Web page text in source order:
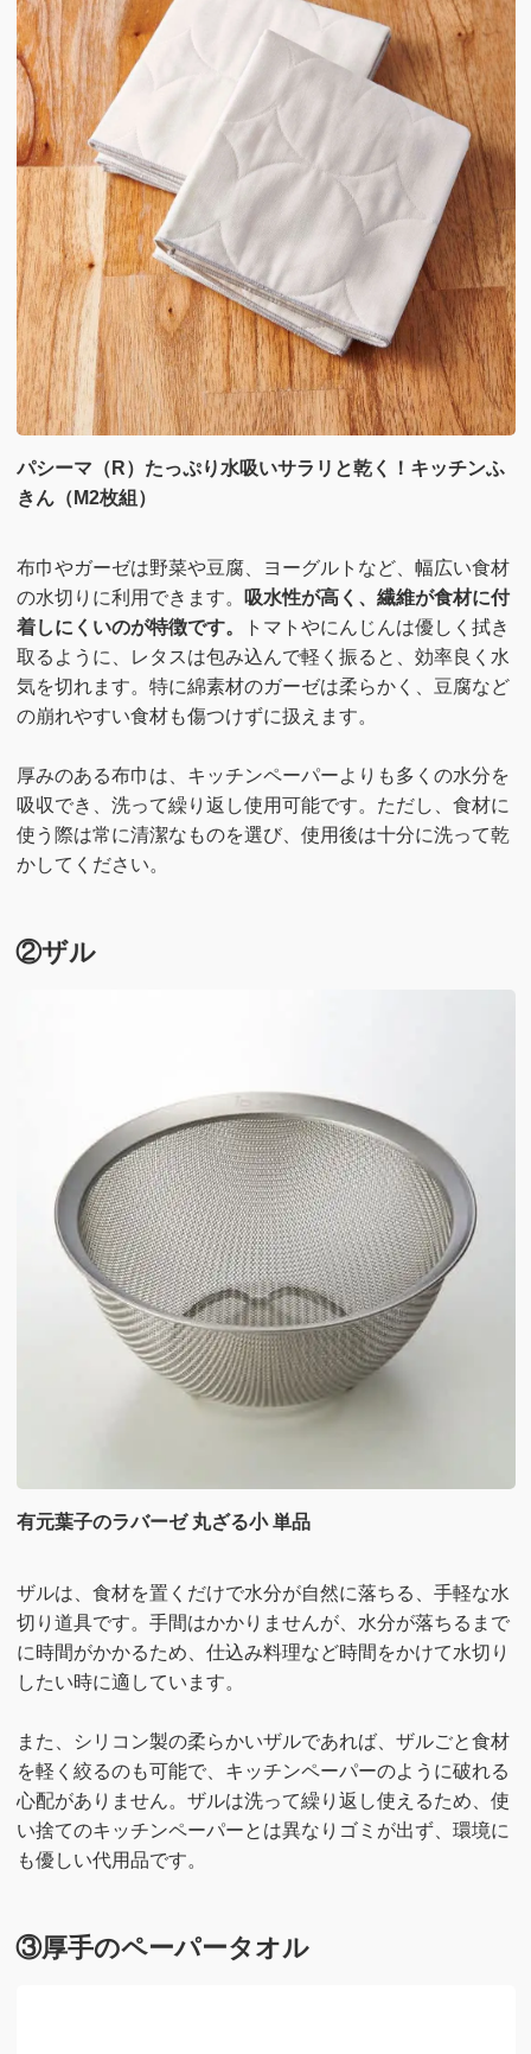
パシーマ（R）たっぷり水吸いサラリと乾く！キッチンふ
きん（M2枚組）
布巾やガーゼは野菜や豆腐、ヨーグルトなど、幅広い食材
の水切りに利用できます。 吸水性が高く、繊維が食材に付
着しにくいのが特徴です。
トマトやにんじんは優しく拭き
取るように、レタスは包み込んで軽く振ると、効率良く水
気を切れます。特に綿素材のガーゼは柔らかく、豆腐など
の崩れやすい食材も傷つけずに扱えます。
厚みのある布巾は、キッチンペーパーよりも多くの水分を
吸収でき、洗って繰り返し使用可能です。ただし、食材に
使う際は常に清潔なものを選び、使用後は十分に洗って乾
かしてください。
②ザル
有元葉子のラバーゼ 丸ざる小 単品
ザルは、食材を置くだけで水分が自然に落ちる、手軽な水
切り道具です。手間はかかりませんが、水分が落ちるまで
に時間がかかるため、仕込み料理など時間をかけて水切り
したい時に適しています。
また、シリコン製の柔らかいザルであれば、ザルごと食材
を軽く絞るのも可能で、キッチンペーパーのように破れる
心配がありません。ザルは洗って繰り返し使えるため、使
い捨てのキッチンペーパーとは異なりゴミが出ず、環境に
も優しい代用品です。
③厚手のペーパータオル